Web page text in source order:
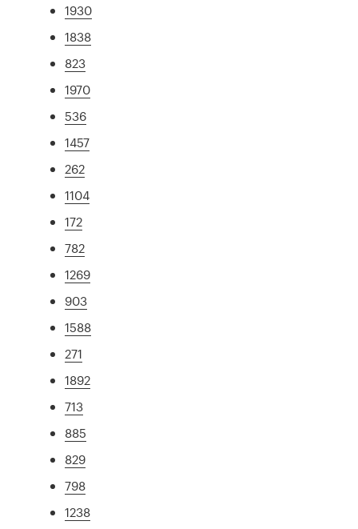
1930
1838
823
1970
536
1457
262
1104
172
782
1269
903
1588
271
1892
713
885
829
798
1238